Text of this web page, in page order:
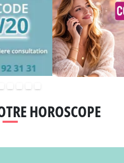
HOROSCOPE